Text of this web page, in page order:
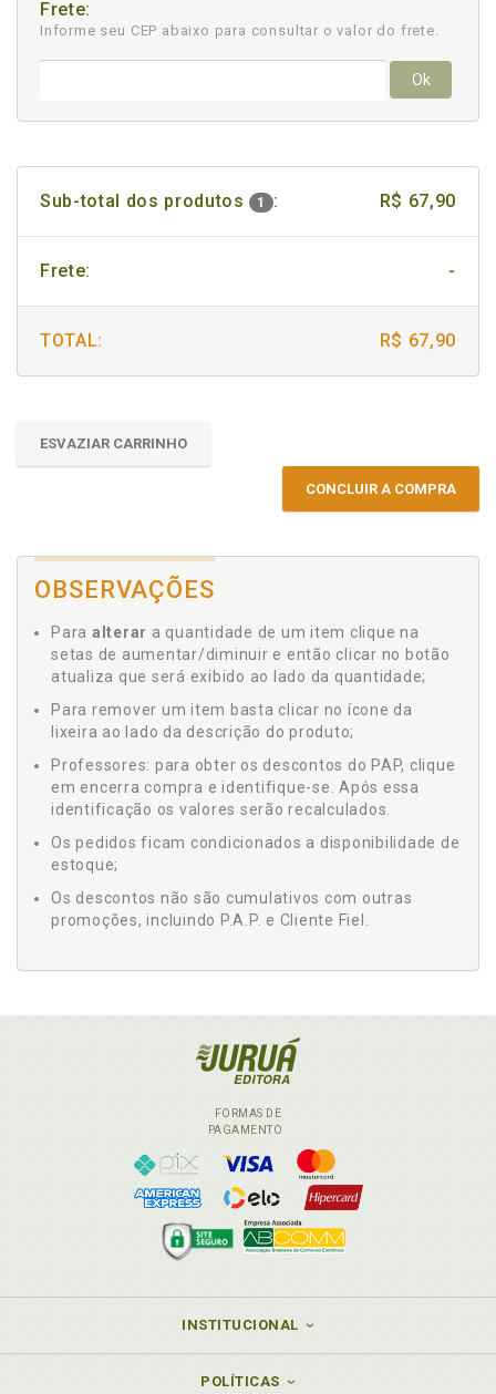
Frete:
Informe seu CEP abaixo para consultar o valor do frete.
Ok
Sub-total dos produtos 1 : R$ 67,90
Frete: -
TOTAL: R$ 67,90
ESVAZIAR CARRINHO
CONCLUIR A COMPRA
OBSERVAÇÕES
Para alterar a quantidade de um item clique na
setas de aumentar/diminuir e então clicar no botão
atualiza que será exibido ao lado da quantidade;
Para remover um item basta clicar no ícone da
lixeira ao lado da descrição do produto;
Professores: para obter os descontos do PAP, clique
em encerra compra e identifique-se. Após essa
identificação os valores serão recalculados.
Os pedidos ficam condicionados a disponibilidade de
estoque;
Os descontos não são cumulativos com outras
promoções, incluindo P.A.P. e Cliente Fiel.
FORMAS DE
PAGAMENTO
INSTITUCIONAL
POLÍTICAS